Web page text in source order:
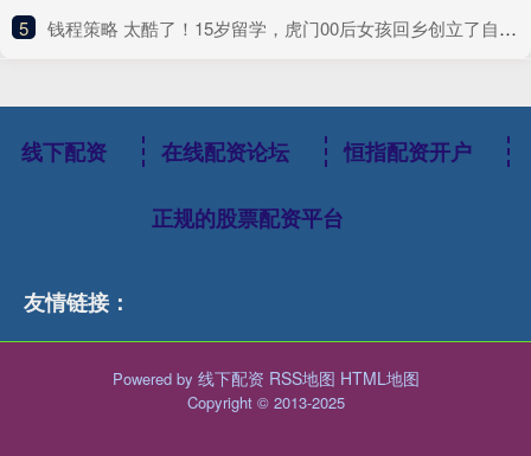
5 ​钱程策略 太酷了！15岁留学，虎门00后女孩回乡创立了自己的品牌
线下配资 在线配资论坛 恒指配资开户
正规的股票配资平台
友情链接：
Powered by 线下配资 RSS地图 HTML地图
Copyright © 2013-2025